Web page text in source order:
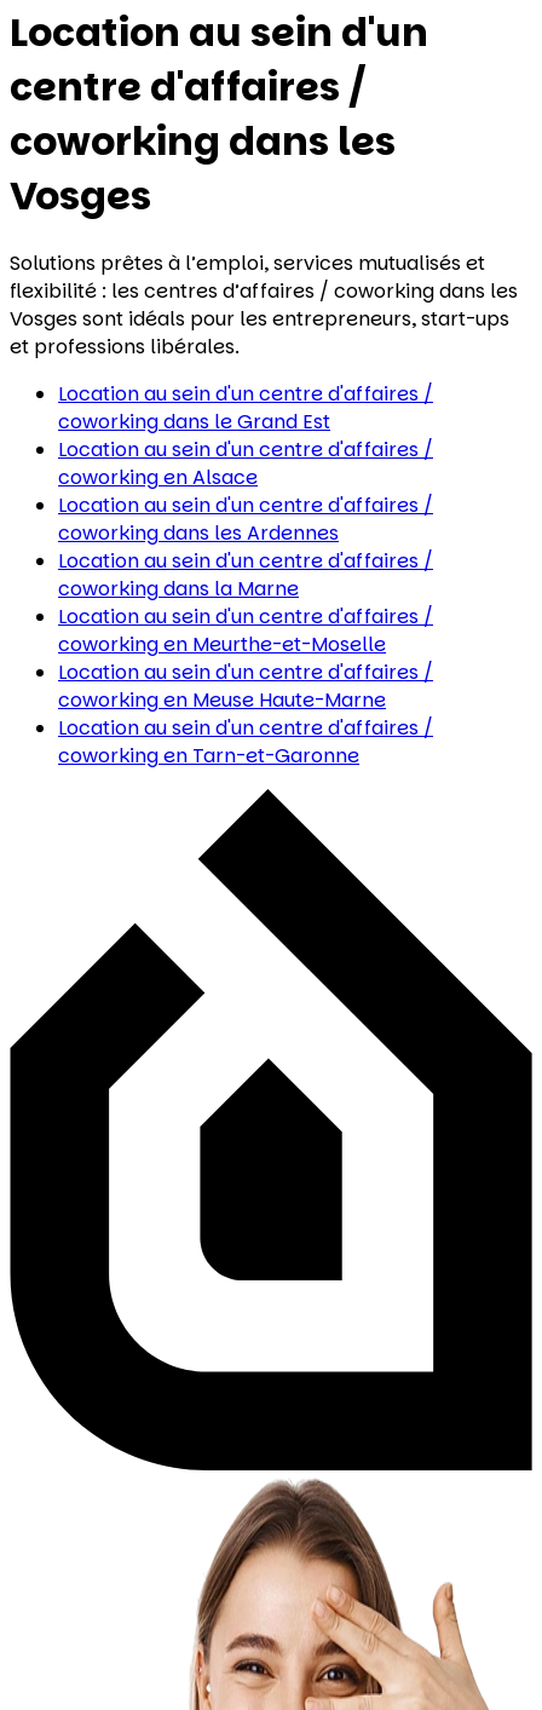
Location au sein d'un
centre d'affaires /
coworking dans les
Vosges
Solutions prêtes à l’emploi, services mutualisés et
flexibilité : les centres d’affaires / coworking dans les
Vosges sont idéals pour les entrepreneurs, start-ups
et professions libérales.
Location au sein d'un centre d'affaires /
coworkingdans le Grand Est
Location au sein d'un centre d'affaires /
coworkingen Alsace
Location au sein d'un centre d'affaires /
coworkingdans les Ardennes
Location au sein d'un centre d'affaires /
coworkingdans la Marne
Location au sein d'un centre d'affaires /
coworkingen Meurthe-et-Moselle
Location au sein d'un centre d'affaires /
coworkingen Meuse Haute-Marne
Location au sein d'un centre d'affaires /
coworkingen Tarn-et-Garonne